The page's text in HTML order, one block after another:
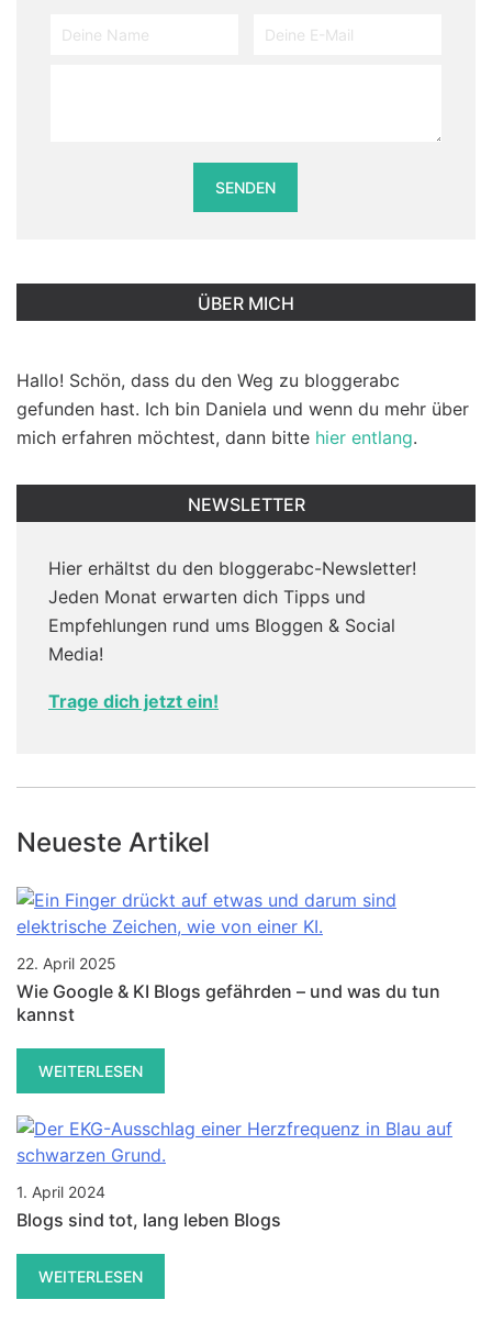
ÜBER MICH
Hallo! Schön, dass du den Weg zu bloggerabc
gefunden hast. Ich bin Daniela und wenn du mehr über
mich erfahren möchtest, dann bitte hier entlang.
NEWSLETTER
Hier erhältst du den bloggerabc-Newsletter!
Jeden Monat erwarten dich Tipps und
Empfehlungen rund ums Bloggen & Social
Media!
Trage dich jetzt ein!
Neueste Artikel
22. April 2025
Wie Google & KI Blogs gefährden – und was du tun
kannst
WEITERLESEN
1. April 2024
Blogs sind tot, lang leben Blogs
WEITERLESEN